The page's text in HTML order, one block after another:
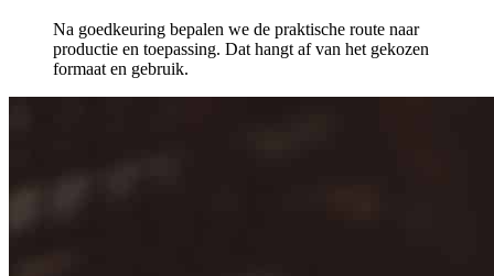
Na goedkeuring bepalen we de praktische route naar
productie en toepassing. Dat hangt af van het gekozen
formaat en gebruik.